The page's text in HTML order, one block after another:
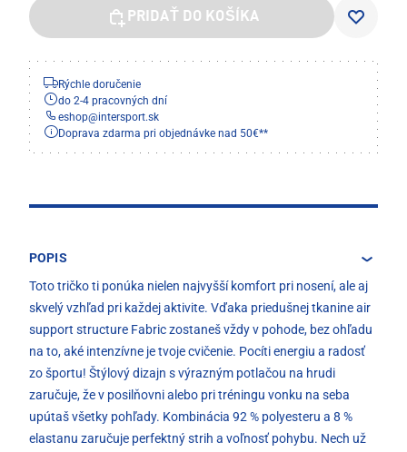
PRIDAŤ DO KOŠÍKA
Rýchle doručenie
do 2-4 pracovných dní
eshop@intersport.sk
Doprava zdarma pri objednávke nad 50€**
POPIS
Toto tričko ti ponúka nielen najvyšší komfort pri nosení, ale aj
skvelý vzhľad pri každej aktivite. Vďaka priedušnej tkanine air
support structure Fabric zostaneš vždy v pohode, bez ohľadu
na to, aké intenzívne je tvoje cvičenie. Pocíti energiu a radosť
zo športu! Štýlový dizajn s výrazným potlačou na hrudi
zaručuje, že v posilňovni alebo pri tréningu vonku na seba
upútaš všetky pohľady. Kombinácia 92 % polyesteru a 8 %
elastanu zaručuje perfektný strih a voľnosť pohybu. Nech už